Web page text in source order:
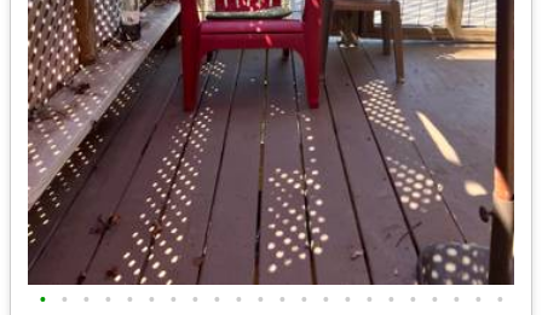
• • • • • • • • • • • • • • • • • • • • • •